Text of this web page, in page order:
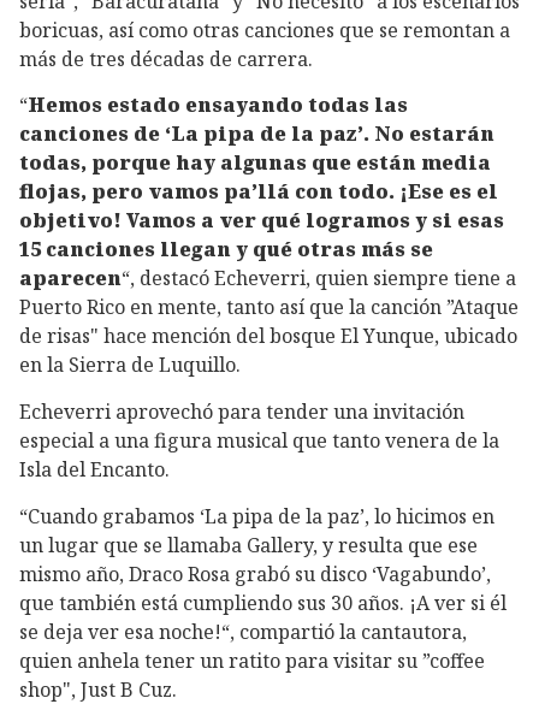
boricuas, así como otras canciones que se remontan a
más de tres décadas de carrera.
“Hemos estado ensayando todas las
canciones de ‘La pipa de la paz’. No estarán
todas, porque hay algunas que están media
flojas, pero vamos pa’llá con todo. ¡Ese es el
objetivo! Vamos a ver qué logramos y si esas
15 canciones llegan y qué otras más se
aparecen“, destacó Echeverri, quien siempre tiene a
Puerto Rico en mente, tanto así que la canción ”Ataque
de risas" hace mención del bosque El Yunque, ubicado
en la Sierra de Luquillo.
Echeverri aprovechó para tender una invitación
especial a una figura musical que tanto venera de la
Isla del Encanto.
“Cuando grabamos ‘La pipa de la paz’, lo hicimos en
un lugar que se llamaba Gallery, y resulta que ese
mismo año, Draco Rosa grabó su disco ‘Vagabundo’,
que también está cumpliendo sus 30 años. ¡A ver si él
se deja ver esa noche!“, compartió la cantautora,
quien anhela tener un ratito para visitar su ”coffee
shop", Just B Cuz.